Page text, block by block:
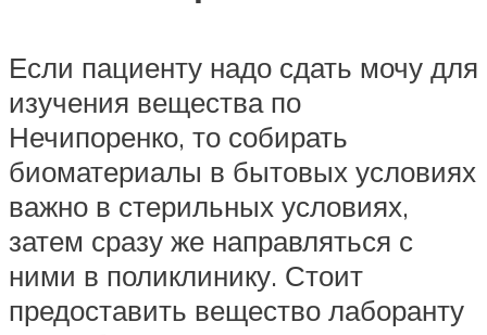
Если пациенту надо сдать мочу для
изучения вещества по
Нечипоренко, то собирать
биоматериалы в бытовых условиях
важно в стерильных условиях,
затем сразу же направляться с
ними в поликлинику. Стоит
предоставить вещество лаборанту